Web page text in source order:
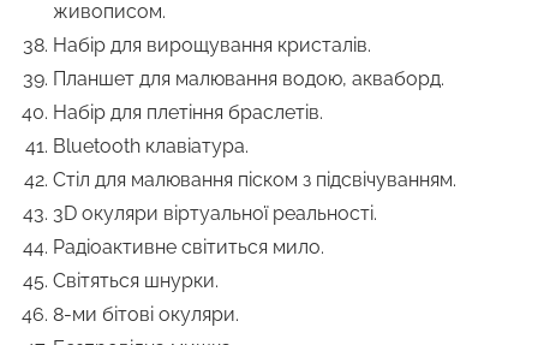
живописом.
Набір для вирощування кристалів.
Планшет для малювання водою, акваборд.
Набір для плетіння браслетів.
Bluetooth клавіатура.
Стіл для малювання піском з підсвічуванням.
3D окуляри віртуальної реальності.
Радіоактивне світиться мило.
Світяться шнурки.
8-ми бітові окуляри.